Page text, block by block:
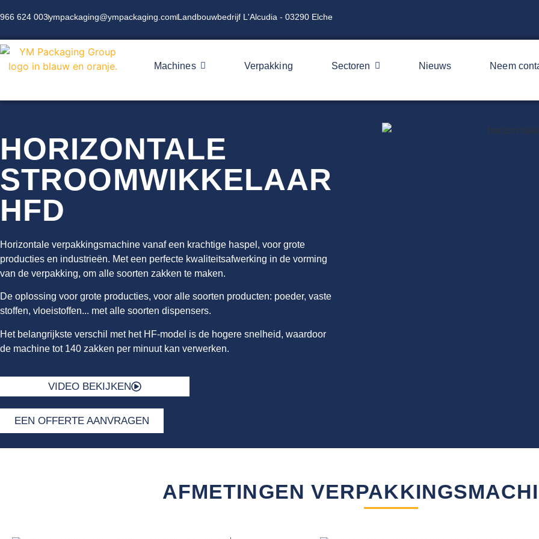
966 624 003ympackaging@ympackaging.comLandbouwbedrijf L'Alcudia - 03290 Elche
Machines Verpakking Sectoren Nieuws Neem
HORIZONTALE
STROOMWIKKELAAR
HFD
Horizontale verpakkingsmachine vanaf een krachtige haspel, voor grote
producties en industrieën. Met een perfecte kwaliteitsafwerking in de vorming
van de verpakking, om alle soorten zakken te maken.
De oplossing voor grote producties, voor alle soorten producten: poeder, vaste
stoffen, vloeistoffen... met alle soorten dispensers.
Het belangrijkste verschil met het HF-model is de hogere snelheid, waardoor
de machine tot 140 zakken per minuut kan verwerken.
VIDEO BEKIJKEN
EEN OFFERTE AANVRAGEN
AFMETINGEN